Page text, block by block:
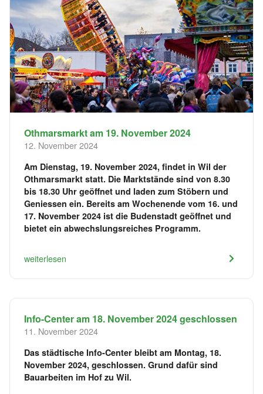
Othmarsmarkt am 19. November 2024
12. November 2024
Am Dienstag, 19. November 2024, findet in Wil der
Othmarsmarkt statt. Die Marktstände sind von 8.30
bis 18.30 Uhr geöffnet und laden zum Stöbern und
Geniessen ein. Bereits am Wochenende vom 16. und
17. November 2024 ist die Budenstadt geöffnet und
bietet ein abwechslungsreiches Programm.
weiterlesen
Info-Center am 18. November 2024 geschlossen
11. November 2024
Das städtische Info-Center bleibt am Montag, 18.
November 2024, geschlossen. Grund dafür sind
Bauarbeiten im Hof zu Wil.